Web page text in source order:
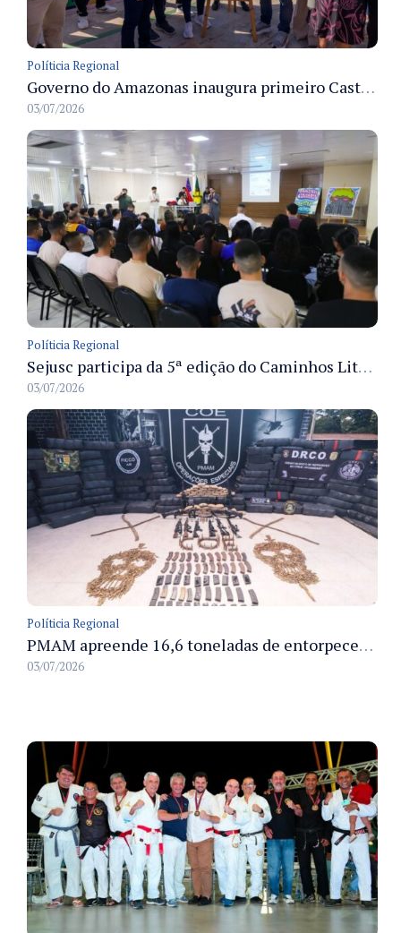
Políticia Regional
Governo do Amazonas inaugura primeiro Castramóvel Fluvial para atendimento veterinário às comunidades ribeirinhas e castração gratuita
03/07/2026
Políticia Regional
Sejusc participa da 5ª edição do Caminhos Literários com foco na cultura hip-hop nas unidades socioeducativas
03/07/2026
Políticia Regional
PMAM apreende 16,6 toneladas de entorpecentes e registra aumento nas prisões em flagrante e nas capturas de foragidos no primeiro semestre de 2026
03/07/2026